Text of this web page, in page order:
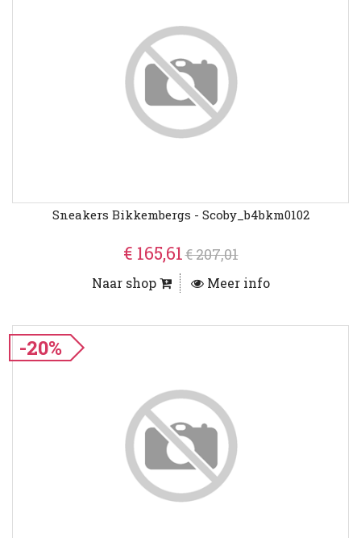
Sneakers Bikkembergs - Scoby_b4bkm0102
€ 165,61€ 207,01
Naar shop Meer info
-20%